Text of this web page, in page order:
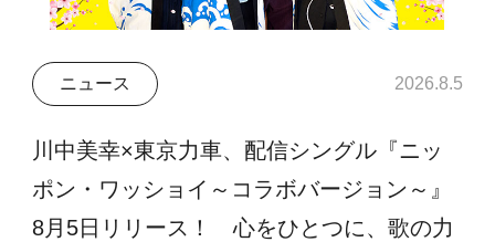
ニュース 2026.8.5
川中美幸×東京力車、配信シングル『ニッ
ポン・ワッショイ～コラボバージョン～』
8月5日リリース！ 心をひとつに、歌の力